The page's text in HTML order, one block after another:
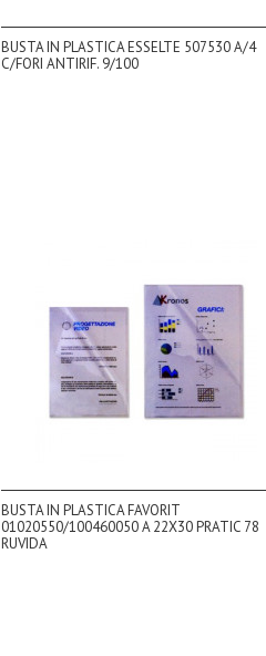
BUSTA IN PLASTICA ESSELTE 507530 A/4
C/FORI ANTIRIF. 9/100
BUSTA IN PLASTICA FAVORIT
01020550/100460050 A 22X30 PRATIC 78
RUVIDA